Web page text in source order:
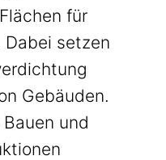
für
Dabei setzen
Gebäuden.
und